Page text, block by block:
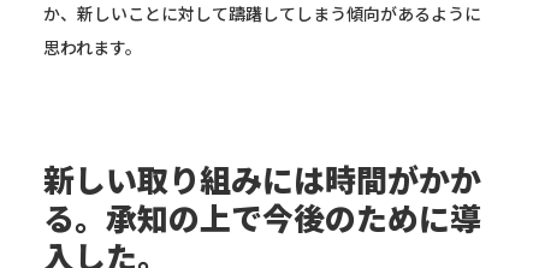
か、新しいことに対して躊躇してしまう傾向があるように
思われます。
新しい取り組みには時間がかか
る。承知の上で今後のために導
入した。